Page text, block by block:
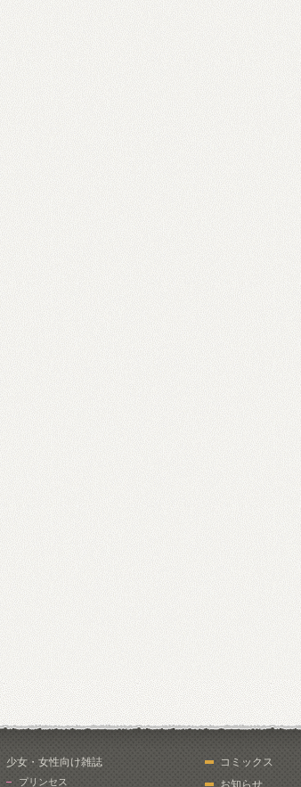
少女・女性向け雑誌
プリンセス
コミックス
お知らせ